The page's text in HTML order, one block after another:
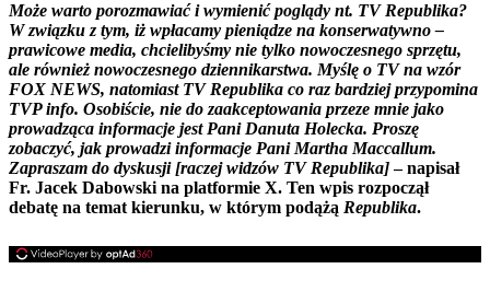
Może warto porozmawiać i wymienić poglądy nt. TV Republika?
W związku z tym, iż wpłacamy pieniądze na konserwatywno –
prawicowe media, chcielibyśmy nie tylko nowoczesnego sprzętu,
ale również nowoczesnego dziennikarstwa. Myślę o TV na wzór
FOX NEWS, natomiast TV Republika co raz bardziej przypomina
TVP info. Osobiście, nie do zaakceptowania przeze mnie jako
prowadząca informacje jest Pani Danuta Holecka. Proszę
zobaczyć, jak prowadzi informacje Pani Martha Maccallum.
Zapraszam do dyskusji [raczej widzów TV Republika]– napisał
Fr. Jacek Dabowski na platformie X. Ten wpis rozpoczął
debatę na temat kierunku, w którym podążą Republika.